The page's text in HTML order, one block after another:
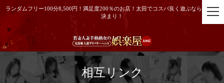
ランダムフリー100分8,500円！満足度200％のお店！太田でコスパ良く遊ぶなら当店で
決まり！
相互リンク
t
o
l
e
n